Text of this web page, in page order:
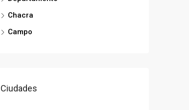
Chacra
Campo
Ciudades